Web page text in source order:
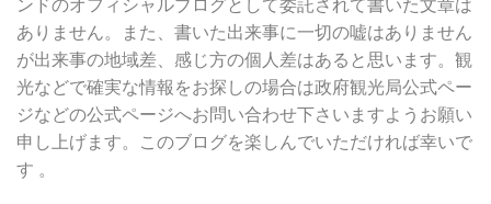
ンドのオフィシャルブログとして委託されて書いた文章は
ありません。また、書いた出来事に一切の嘘はありません
が出来事の地域差、感じ方の個人差はあると思います。観
光などで確実な情報をお探しの場合は政府観光局公式ペー
ジなどの公式ページへお問い合わせ下さいますようお願い
申し上げます。このブログを楽しんでいただければ幸いで
す 。